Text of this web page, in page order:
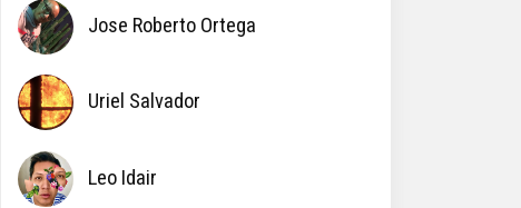
Jose Roberto Ortega
Uriel Salvador
Leo Idair